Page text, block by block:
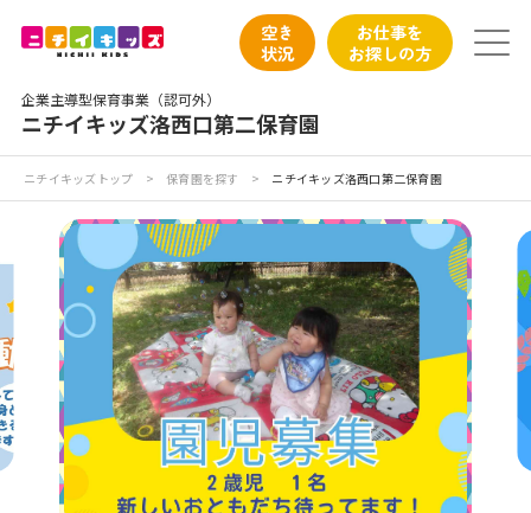
企業主導型保育事業（認可外）
ニチイキッズ洛西口第二保育園
空き
状況
お仕事を
お探しの方
ニチイが大切にしていること
お食事
保育園見学
入園の概要
子育てひろばのご紹介
ニチイキッズトップ > 保育園を探す > ニチイキッズ洛西口第二保育園